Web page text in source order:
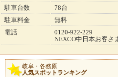
駐車台数
78台
駐車料金
無料
電話
0120-922-229
NEXCO中日本お客さ
岐阜・各務原
人気スポットランキング